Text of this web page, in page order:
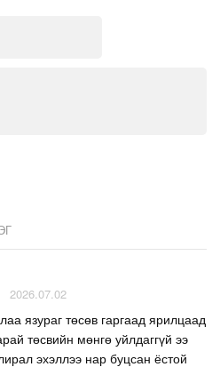
2026.07.02
язураг төсөв гаргаад ярилцаад
төсвийн мөнгө уйлдаггүй ээ
эхэллээ нар буцсан ёстой